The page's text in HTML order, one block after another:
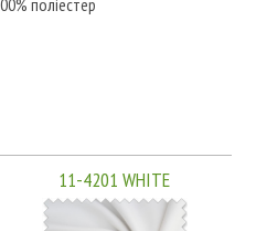
11-4201 WHITE